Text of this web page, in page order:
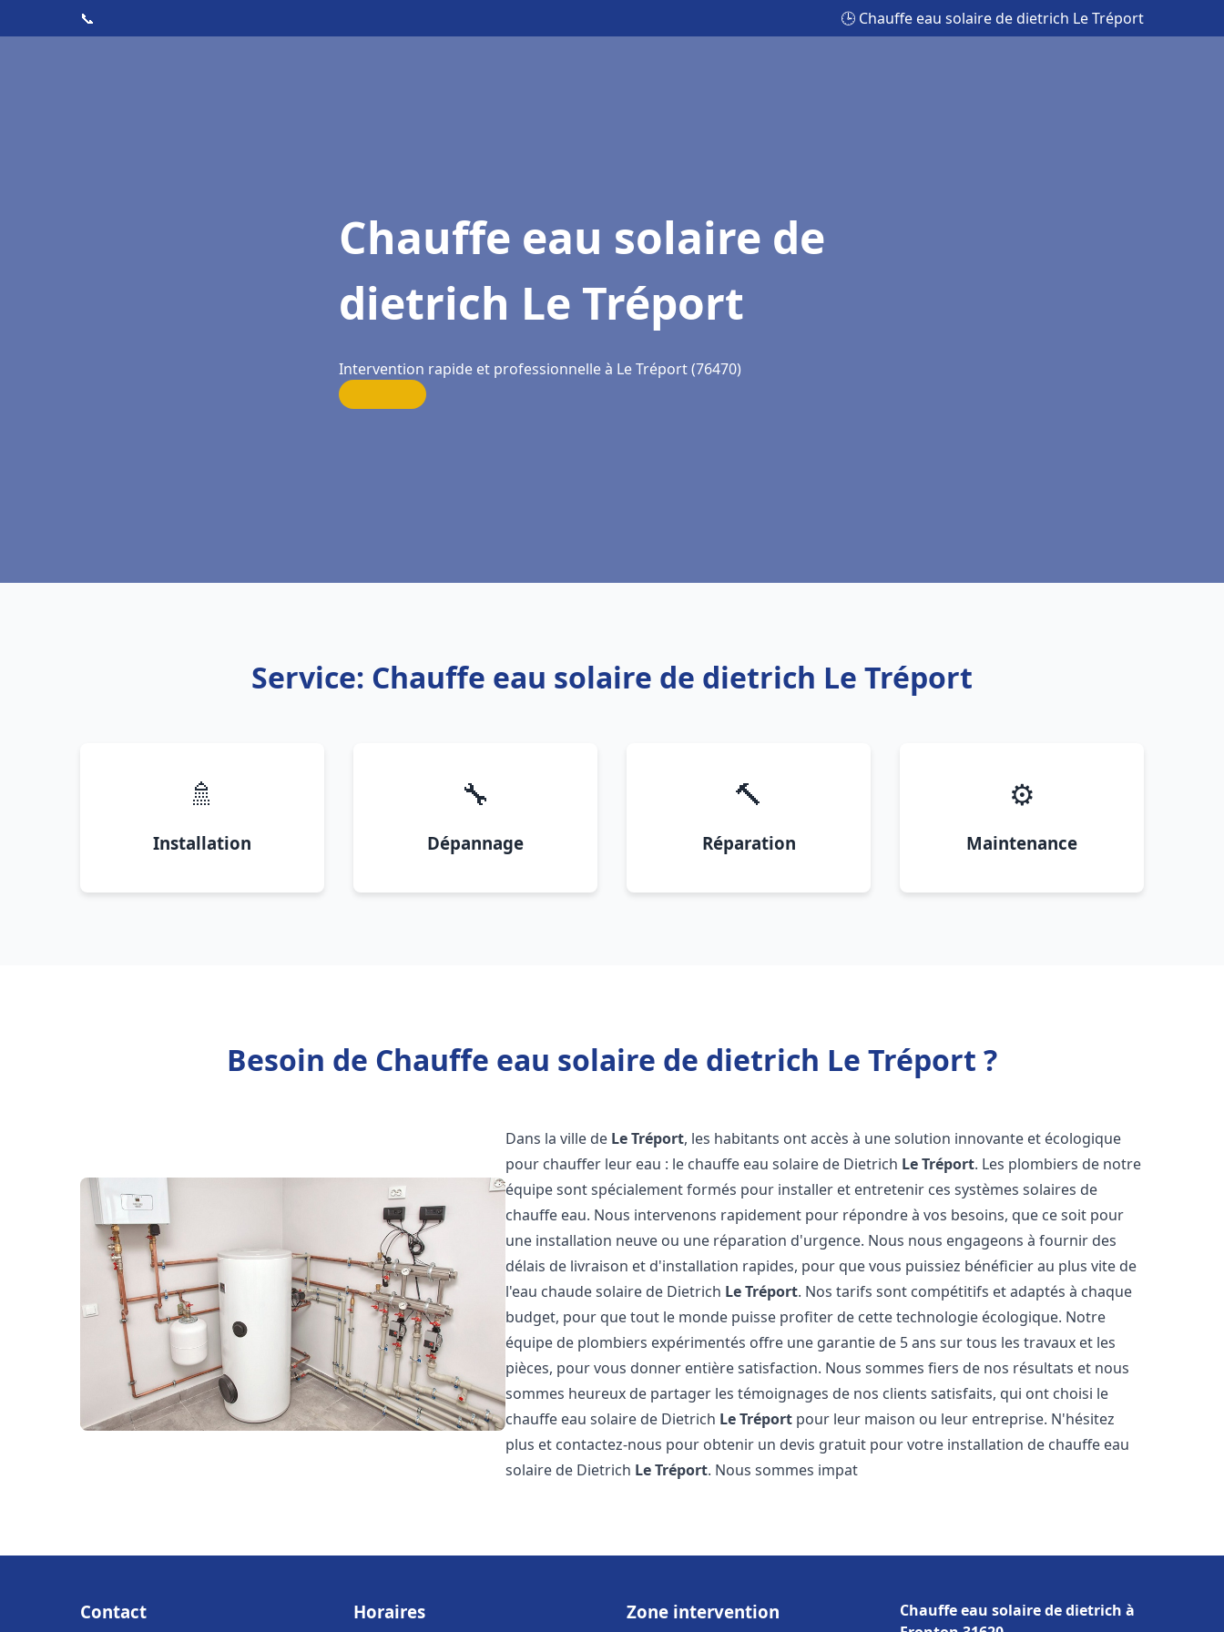
📞 🕒 Chauffe eau solaire de dietrich Le Tréport
Chauffe eau solaire de
dietrich Le Tréport
Intervention rapide et professionnelle à Le Tréport (76470)
Service: Chauffe eau solaire de dietrich Le Tréport
🚿
Installation
🔧
Dépannage
🔨
Réparation
⚙️
Maintenance
Besoin de Chauffe eau solaire de dietrich Le Tréport ?
Dans la ville de Le Tréport, les habitants ont accès à une solution innovante et écologique
pour chauffer leur eau : le chauffe eau solaire de Dietrich Le Tréport. Les plombiers de notre
équipe sont spécialement formés pour installer et entretenir ces systèmes solaires de
chauffe eau. Nous intervenons rapidement pour répondre à vos besoins, que ce soit pour
une installation neuve ou une réparation d'urgence. Nous nous engageons à fournir des
délais de livraison et d'installation rapides, pour que vous puissiez bénéficier au plus vite de
l'eau chaude solaire de Dietrich Le Tréport. Nos tarifs sont compétitifs et adaptés à chaque
budget, pour que tout le monde puisse profiter de cette technologie écologique. Notre
équipe de plombiers expérimentés offre une garantie de 5 ans sur tous les travaux et les
pièces, pour vous donner entière satisfaction. Nous sommes fiers de nos résultats et nous
sommes heureux de partager les témoignages de nos clients satisfaits, qui ont choisi le
chauffe eau solaire de Dietrich Le Tréport pour leur maison ou leur entreprise. N'hésitez
plus et contactez-nous pour obtenir un devis gratuit pour votre installation de chauffe eau
solaire de Dietrich Le Tréport. Nous sommes impat
Contact Horaires Zone intervention
Chauffe eau solaire de dietrich à